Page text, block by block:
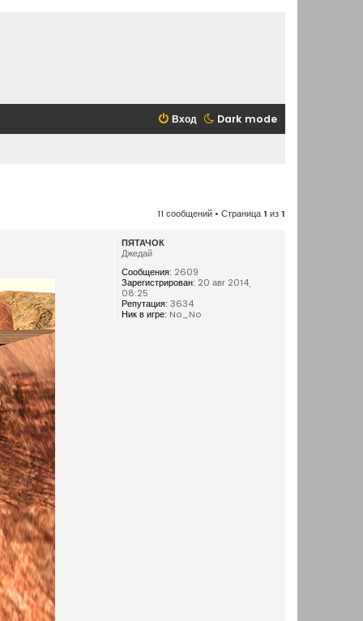
Dark mode
Вход
11 сообщений • Страница1 из1
ПЯТАЧОК
Джедай
Сообщения: 2609
Зарегистрирован: 20 авг 2014,
08:25
Репутация: 3634
Ник в игре: No_No